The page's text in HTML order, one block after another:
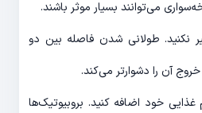
می‌توانند بسیار موثر باشند.
نکنید. طولانی شدن فاصله بین دو
آن را دشوارتر می‌کند.
غذایی خود اضافه کنید. بروبیوتیک‌ها